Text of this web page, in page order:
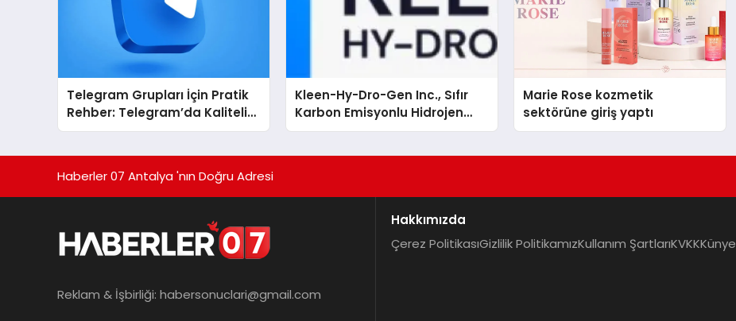
Telegram Grupları İçin Pratik
Rehber: Telegram’da Kaliteli
Toplulukları Bulmanın Önemi
Kleen-Hy-Dro-Gen Inc., Sıfır
Karbon Emisyonlu Hidrojen
Isıtma Teknolojisinde ISO ve
Marie Rose kozmetik
sektörüne giriş yaptı
Haberler 07 Antalya 'nın Doğru Adresi
Reklam & İşbirliği: habersonuclari@gmail.com
Hakkımızda
Çerez PolitikasıGizlilik PolitikamızKullanım ŞartlarıKVKKKünye